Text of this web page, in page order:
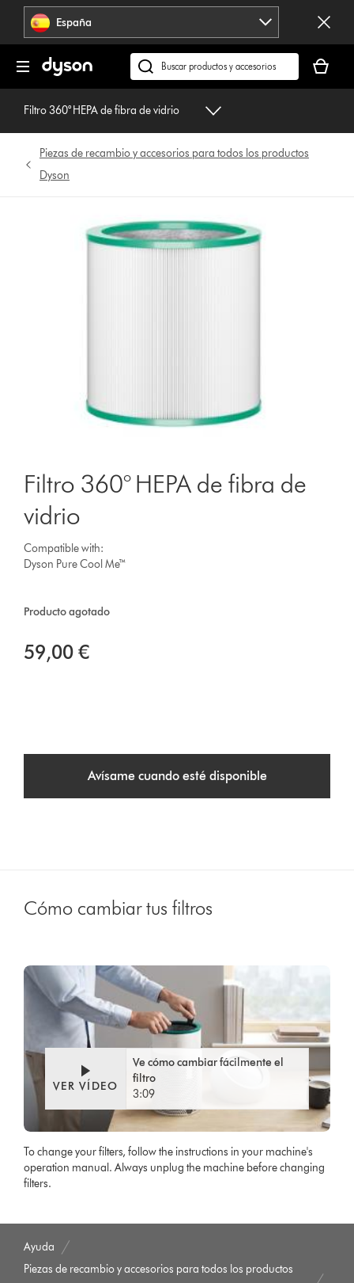
Omitir
navegación España
Buscar
en
dyson.es
cesta
está
Filtro 360° HEPA de fibra de vidrio
Piezas de recambio y accesorios para todos los productos
Dyson
Filtro 360° HEPA de fibra de
vidrio
Compatible with:
Dyson Pure Cool Me™
Producto agotado
59,00 €
Avísame cuando esté disponible
Cómo cambiar tus filtros
VER VÍDEO
Ve cómo cambiar fácilmente el
filtro
3:09
To change your filters, follow the instructions in your machine's
operation manual. Always unplug the machine before changing
filters.
Ayuda
Piezas de recambio y accesorios para todos los productos